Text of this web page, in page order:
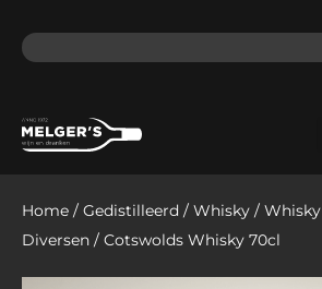
Home / Gedistilleerd / Whisky / Whisky
Diversen / Cotswolds Whisky 70cl